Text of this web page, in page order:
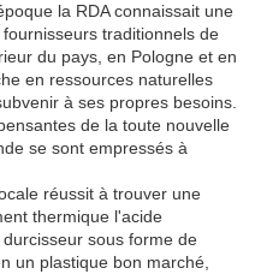
la RDA connaissait une
traditionnels de
du pays, en Pologne et en
en ressources naturelles
à ses propres besoins.
de la toute nouvelle
se sont empressés à
réussit à trouver une
thermique l'acide
sous forme de
un plastique bon marché,